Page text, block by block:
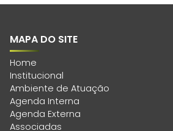
MAPA DO SITE
Home
Institucional
Ambiente de Atuação
Agenda Interna
Agenda Externa
Associadas